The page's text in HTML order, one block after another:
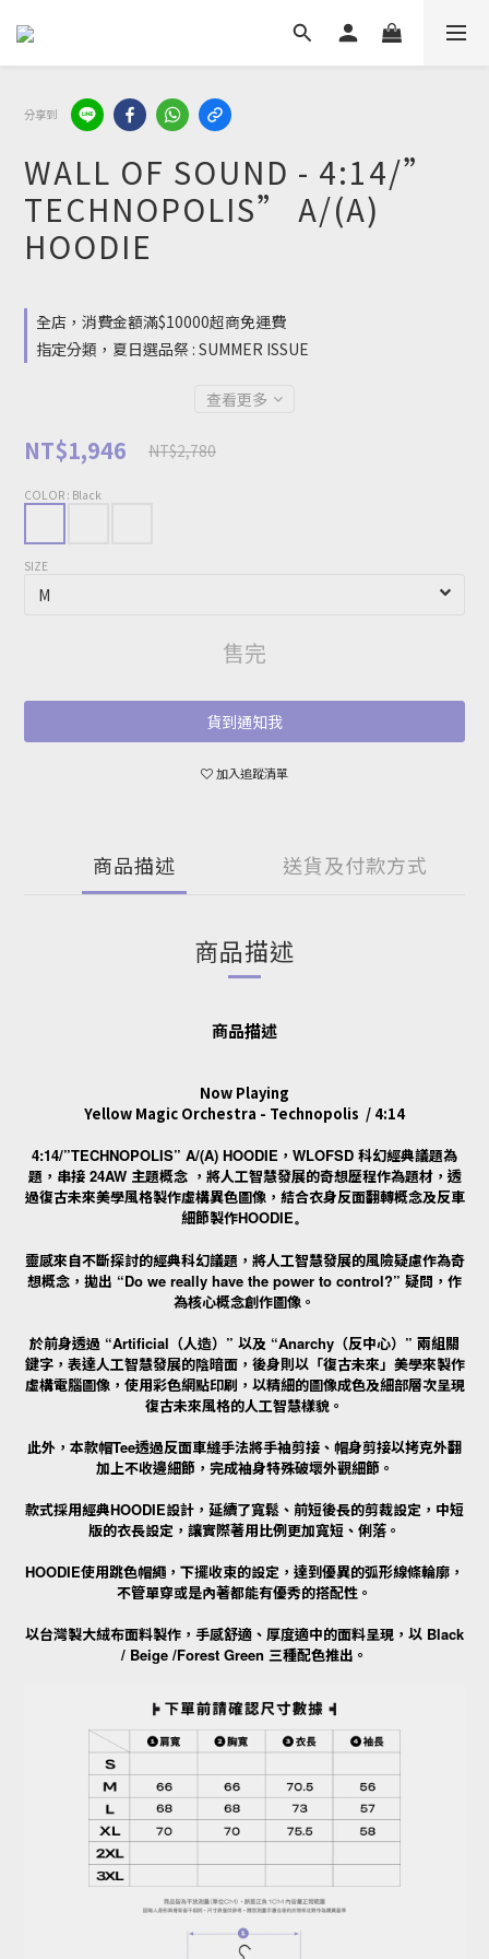
分享到
WALL OF SOUND - 4:14/”
TECHNOPOLIS” A/(A)
HOODIE
全店，消費金額滿$10000超商免運費
指定分類，夏日選品祭 : SUMMER ISSUE
查看更多
NT$1,946 NT$2,780
COLOR : Black
SIZE
售完
貨到通知我
加入追蹤清單
商品描述 送貨及付款方式
商品描述
商品描述
Now Playing
Yellow Magic Orchestra - Technopolis / 4:14
4:14/”TECHNOPOLIS” A/(A) HOODIE ， WLOFSD 科幻經典議題為
題，串接24AW 主題概念 ，將人工智慧發展的奇想歷程作為題材，透
過復古未來美學風格製作虛構異色圖像，結合衣身反面翻轉概念及反車
細節製作HOODIE。
靈感來自不斷探討的經典科幻議題，將人工智慧發展的風險疑慮作為奇
想概念，拋出 “Do we really have the power to control?” 疑問，作
為核心概念創作圖像。
於前身透過 “Artificial （人造） ” 以及 “Anarchy （反中心） ” 兩組關
鍵字，表達人工智慧發展的陰暗面，後身則以「復古未來」美學來製作
虛構電腦圖像，使用彩色網點印刷，以精細的圖像成色及細部層次呈現
復古未來風格的人工智慧樣貌。
此外，本款帽Tee透過反面車縫手法將手袖剪接、帽身剪接以拷克外翻
加上不收邊細節，完成袖身特殊破壞外觀細節。
款式採用經典HOODIE設計，延續了寬鬆、前短後長的剪裁設定，中短
版的衣長設定，讓實際著用比例更加寬短、俐落。
HOODIE使用跳色帽繩，下擺收束的設定，達到優異的弧形線條輪廓，
不管單穿或是內著都能有優秀的搭配性。
以台灣製大絨布面料製作，手感舒適、厚度適中的面料呈現，以 Black
/ Beige /Forest Green 三種配色推出。